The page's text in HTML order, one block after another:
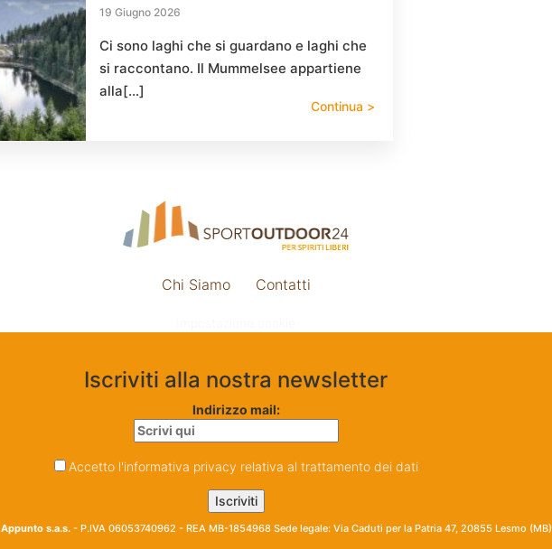
19 Giugno 2026
Ci sono laghi che si guardano e laghi che
si raccontano. Il Mummelsee appartiene
alla[…]
Continua >
Chi Siamo Contatti
Iscriviti alla nostra newsletter
Indirizzo mail:
Accetto l'informativa privacy relativa al trattamento dei dati
Appunto s.a.s. - P.IVA 06053740962 - REA MB-1854968 Sede legale: Via Caduti per la Patria 47, 20855 Lesmo (MB)